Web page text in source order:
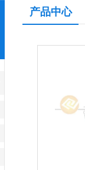
产品中心